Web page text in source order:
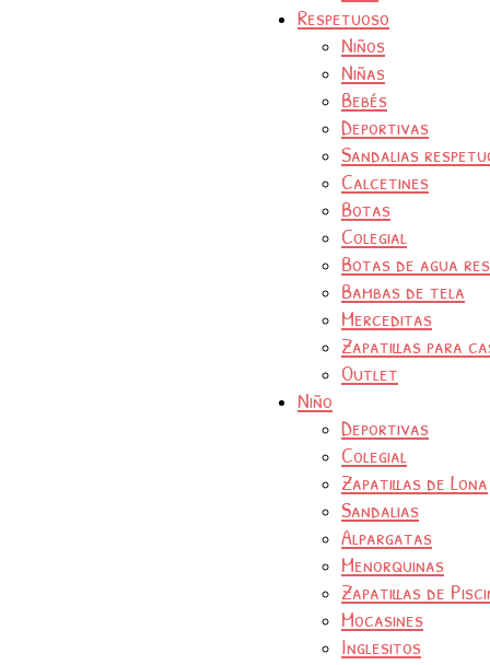
Respetuoso
Niños
Niñas
Bebés
Deportivas
Sandalias
Calcetines
Botas
Colegial
Botas de agua
Bambas de tela
Merceditas
Zapatillas para
Outlet
Niño
Deportivas
Colegial
Zapatillas de Lona
Sandalias
Alpargatas
Menorquinas
Zapatillas de
Mocasines
Inglesitos